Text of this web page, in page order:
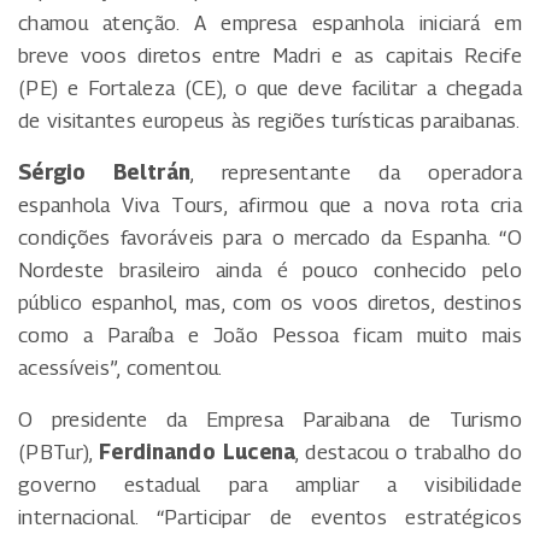
chamou atenção. A empresa espanhola iniciará em
breve voos diretos entre Madri e as capitais Recife
(PE) e Fortaleza (CE), o que deve facilitar a chegada
de visitantes europeus às regiões turísticas paraibanas.
Sérgio Beltrán, representante da operadora
espanhola Viva Tours, afirmou que a nova rota cria
condições favoráveis para o mercado da Espanha. “O
Nordeste brasileiro ainda é pouco conhecido pelo
público espanhol, mas, com os voos diretos, destinos
como a Paraíba e João Pessoa ficam muito mais
acessíveis”, comentou.
O presidente da Empresa Paraibana de Turismo
(PBTur), Ferdinando Lucena, destacou o trabalho do
governo estadual para ampliar a visibilidade
internacional. “Participar de eventos estratégicos